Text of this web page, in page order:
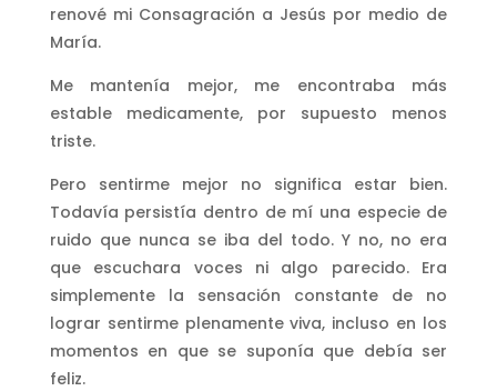
renové mi Consagración a Jesús por medio de
María.
Me mantenía mejor, me encontraba más
estable medicamente, por supuesto menos
triste.
Pero sentirme mejor no significa estar bien.
Todavía persistía dentro de mí una especie de
ruido que nunca se iba del todo. Y no, no era
que escuchara voces ni algo parecido. Era
simplemente la sensación constante de no
lograr sentirme plenamente viva, incluso en los
momentos en que se suponía que debía ser
feliz.